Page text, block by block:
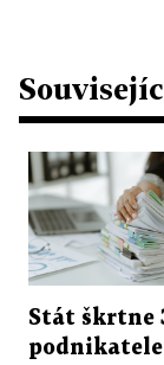
Stát škrtne